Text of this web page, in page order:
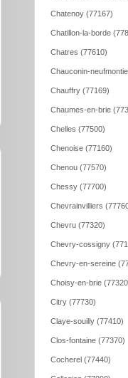
Chatenoy (77167)
Chatillon-la-borde
Chatres (77610)
Chauconin-
Chauffry (77169)
Chaumes-en-brie
Chelles (77500)
Chenoise (77160)
Chenou (77570)
Chessy (77700)
Chevrainvilliers
Chevru (77320)
Chevry-cossigny
Chevry-en-sereine
Choisy-en-brie
Citry (77730)
Claye-souilly (77410)
Clos-fontaine (77370)
Cocherel (77440)